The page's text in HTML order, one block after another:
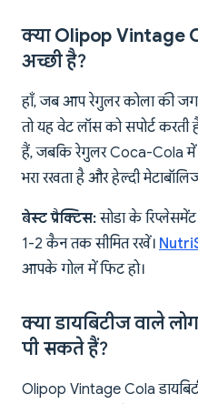
क्या Olipop Vintage
अच्छी है?
हाँ, जब आप रेगुलर कोला की
तो यह वेट लॉस को सपोर्ट
हैं, जबकि रेगुलर Coca-Cola में
भरा रखता है और हेल्दी
बेस्ट प्रैक्टिस:सोडा के
1-2 कैन तक सीमित रखें।
आपके गोल में फिट हो।
क्या डायबिटीज वाले
पी सकते हैं?
Olipop Vintage Cola